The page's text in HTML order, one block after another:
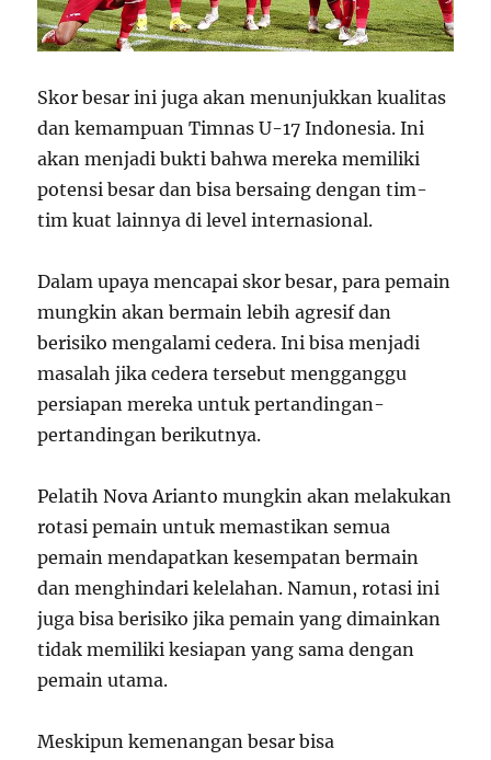
Skor besar ini juga akan menunjukkan kualitas
dan kemampuan Timnas U-17 Indonesia. Ini
akan menjadi bukti bahwa mereka memiliki
potensi besar dan bisa bersaing dengan tim-
tim kuat lainnya di level internasional.
Dalam upaya mencapai skor besar, para pemain
mungkin akan bermain lebih agresif dan
berisiko mengalami cedera. Ini bisa menjadi
masalah jika cedera tersebut mengganggu
persiapan mereka untuk pertandingan-
pertandingan berikutnya.
Pelatih Nova Arianto mungkin akan melakukan
rotasi pemain untuk memastikan semua
pemain mendapatkan kesempatan bermain
dan menghindari kelelahan. Namun, rotasi ini
juga bisa berisiko jika pemain yang dimainkan
tidak memiliki kesiapan yang sama dengan
pemain utama.
Meskipun kemenangan besar bisa